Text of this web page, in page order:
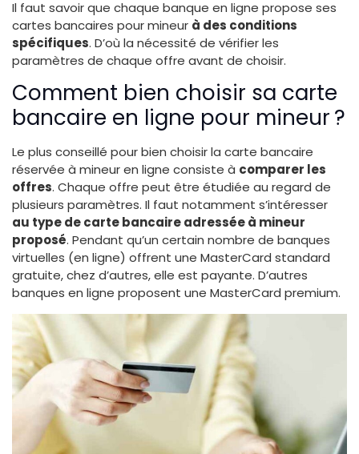
Il faut savoir que chaque banque en ligne propose ses
cartes bancaires pour mineur à des conditions
spécifiques. D’où la nécessité de vérifier les
paramètres de chaque offre avant de choisir.
Comment bien choisir sa carte
bancaire en ligne pour mineur ?
Le plus conseillé pour bien choisir la carte bancaire
réservée à mineur en ligne consiste à comparer les
offres. Chaque offre peut être étudiée au regard de
plusieurs paramètres. Il faut notamment s’intéresser
au type de carte bancaire adressée à mineur
proposé. Pendant qu’un certain nombre de banques
virtuelles (en ligne) offrent une MasterCard standard
gratuite, chez d’autres, elle est payante. D’autres
banques en ligne proposent une MasterCard premium.